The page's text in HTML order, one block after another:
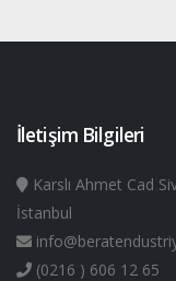
İletişim Bilgileri
Karslı Ahmet Cad
İstanbul
(0216 ) 606 12 65